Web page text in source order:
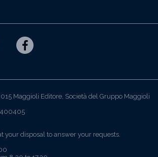
Maggioli Editore, Società del Gruppo Maggioli
your disposal to answer your requests.